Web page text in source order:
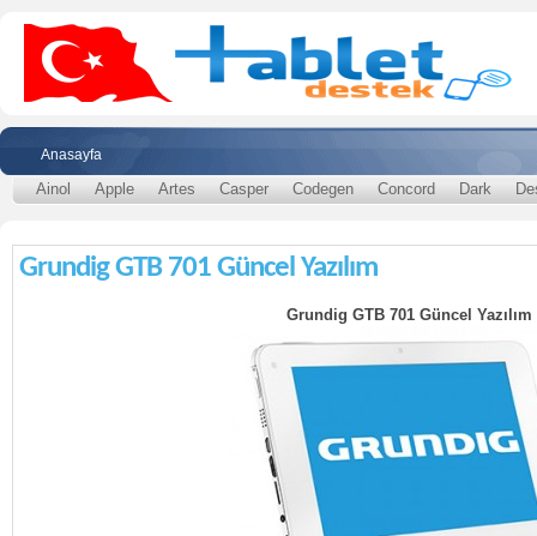
Anasayfa
Ainol Apple Artes Casper Codegen Concord Dark
Grundig GTB 701 Güncel Yazılım
Grundig GTB 701 Güncel Yazılım